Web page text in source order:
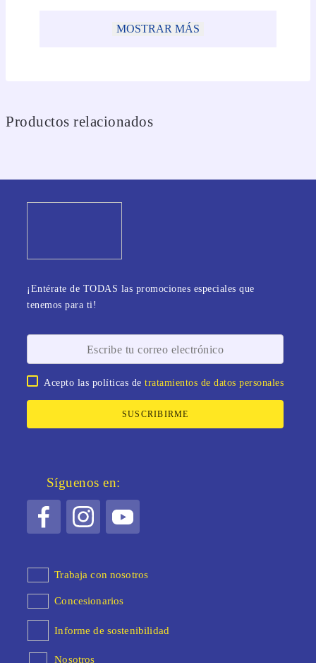
MOSTRAR MÁS
Productos relacionados
¡Entérate de TODAS las promociones especiales que
tenemos para ti!
Acepto las políticas detratamientos de datos personales
SUSCRIBIRME
Síguenos en:
Trabaja con nosotros
Concesionarios
Informe de sostenibilidad
Nosotros